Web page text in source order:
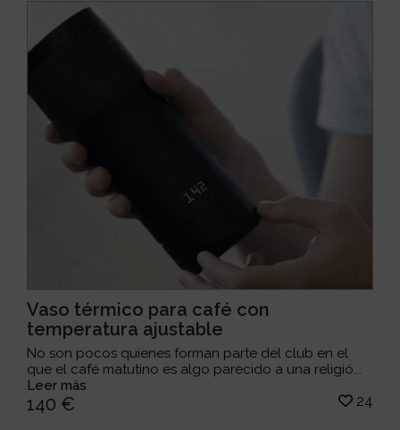
Vaso térmico para café con
temperatura ajustable
No son pocos quienes forman parte del club en el
que el café matutino es algo parecido a una religió...
Leer más
140 € 24